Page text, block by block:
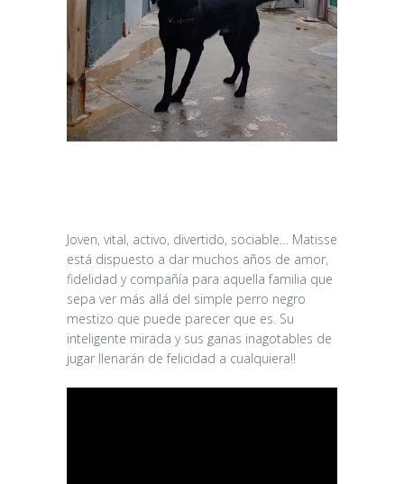
Joven, vital, activo, divertido, sociable… Matisse
está dispuesto a dar muchos años de amor,
fidelidad y compañía para aquella familia que
sepa ver más allá del simple perro negro
mestizo que puede parecer que es. Su
inteligente mirada y sus ganas inagotables de
jugar llenarán de felicidad a cualquiera!!